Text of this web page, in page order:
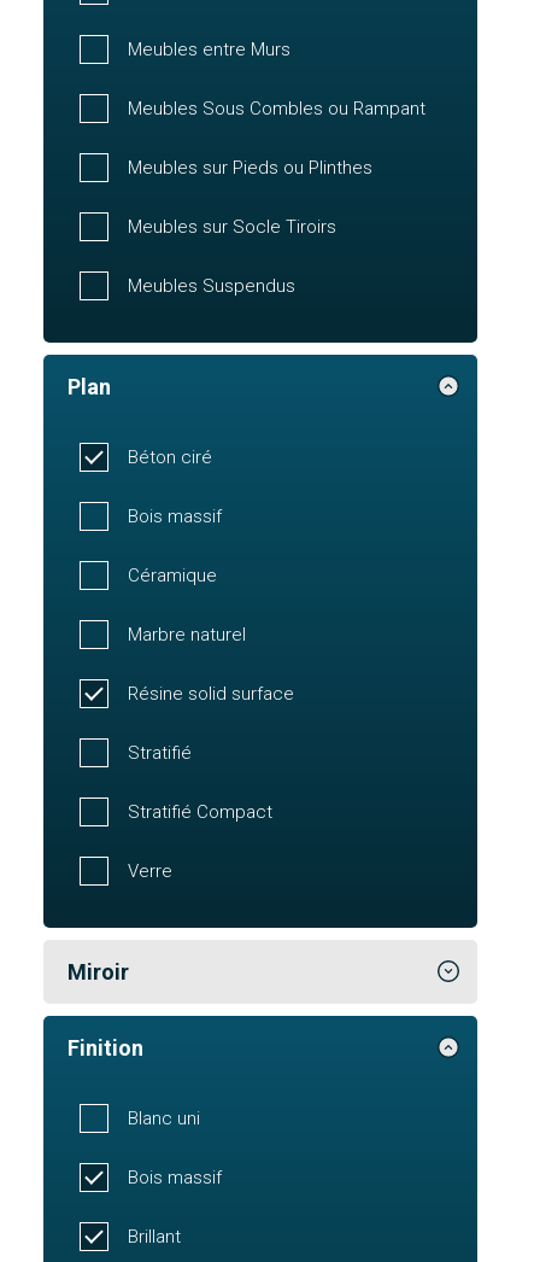
Meubles entre Murs
Meubles Sous Combles ou Rampant
Meubles sur Pieds ou Plinthes
Meubles sur Socle Tiroirs
Meubles Suspendus
Plan
Béton ciré
Bois massif
Céramique
Marbre naturel
Résine solid surface
Stratifié
Stratifié Compact
Verre
Miroir
Finition
Blanc uni
Bois massif
Brillant